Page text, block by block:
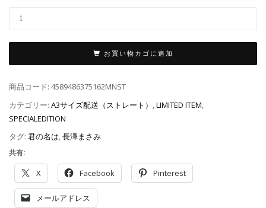
お買い物カゴに追加
商品コード: 4589486375162MNST
カテゴリー: A3サイズ配送（ストレート） LIMITED ITEM
SPECIALEDITION
タグ: 君の名は,長澤まさみ
共有:
X Facebook Pinterest
メールアドレス